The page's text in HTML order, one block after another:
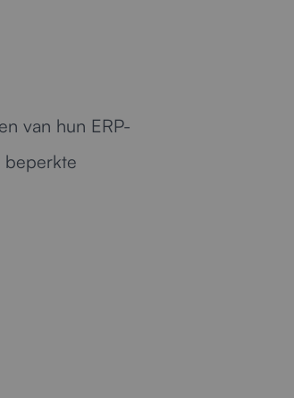
van hun ERP-
beperkte